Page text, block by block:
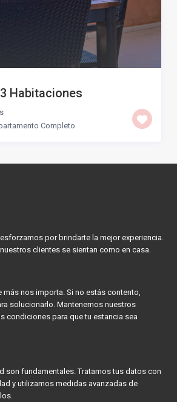
Habitaciones
Completo
por brindarte la mejor experiencia.
clientes se sientan como en casa.
más nos importa. Si no estás contento,
solucionarlo. Mantenemos nuestros
condiciones para que tu estancia sea
son fundamentales. Tratamos tus datos con
y utilizamos medidas avanzadas de